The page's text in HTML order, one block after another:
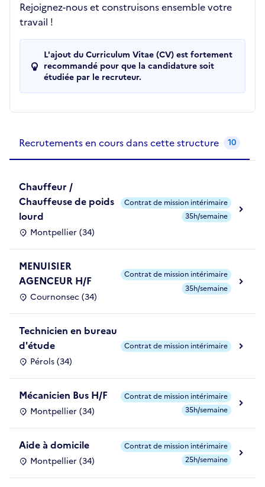
Rejoignez-nous et construisons ensemble votre
travail !
L'ajout du Curriculum Vitae (CV) est fortement
recommandé pour que la candidature soit
étudiée par le recruteur.
Recrutements en cours dans cette structure 10
Chauffeur /
Chauffeuse de poids
lourd
Montpellier (34)
Contrat de mission intérimaire
35h/semaine
MENUISIER
AGENCEUR H/F
Cournonsec (34)
Contrat de mission intérimaire
35h/semaine
Technicien en bureau
d'étude
Pérols (34)
Contrat de mission intérimaire
Mécanicien Bus H/F
Montpellier (34)
Contrat de mission intérimaire
35h/semaine
Aide à domicile
Montpellier (34)
Contrat de mission intérimaire
25h/semaine